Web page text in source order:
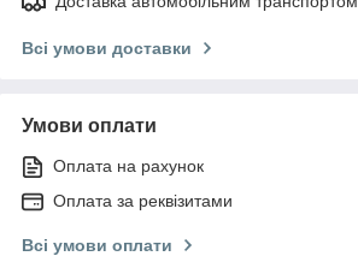
Всі умови доставки
Умови оплати
Оплата на рахунок
Оплата за реквізитами
Всі умови оплати